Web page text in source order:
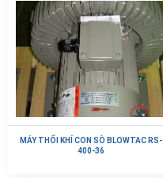
MÁY THỔI KHÍ CON SÒ BLOWTAC RS-
400-36